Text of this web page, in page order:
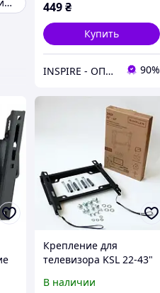
449₴
Купить
INSPIRE - ОПТОВІ ПРОДАЖІ ТА БЕЗГОТІВКА ДЛЯ БІЗНЕСУ 90%
Крепление для
телевизора KSL 22-43"
В наличии